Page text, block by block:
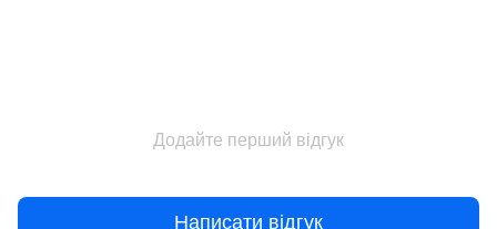
Додайте перший відгук
Написати відгук